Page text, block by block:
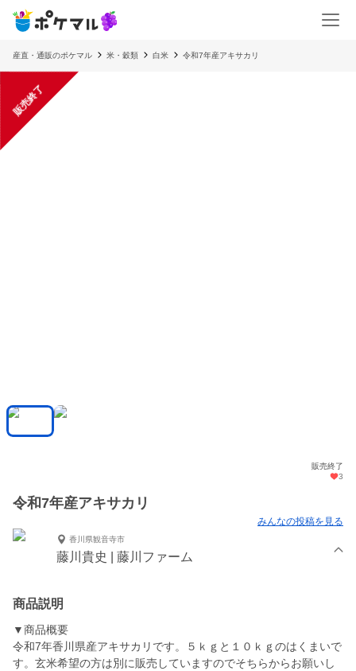
産直・通販のポケマル 米・穀類 白米 令和7年産アキサカリ
販売終了
販売終了
3
令和7年産アキサカリ
みんなの投稿を見る
香川県観音寺市
藤川貴史 | 藤川ファーム
商品説明
▼商品概要
令和7年香川県産アキサカリです。５ｋｇと１０ｋｇのはくまいで
す。玄米希望の方は別に販売していますのでそちらからお願いし